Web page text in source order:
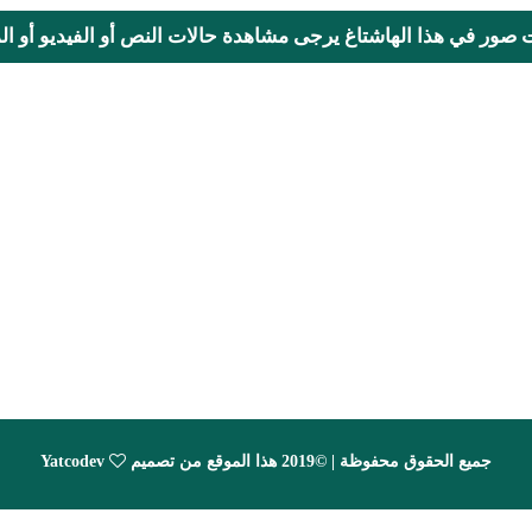
صور في هذا الهاشتاغ يرجى مشاهدة حالات النص أو الفيديو أو
جميع الحقوق محفوظة | ©2019 هذا الموقع من تصميم Yatcodev